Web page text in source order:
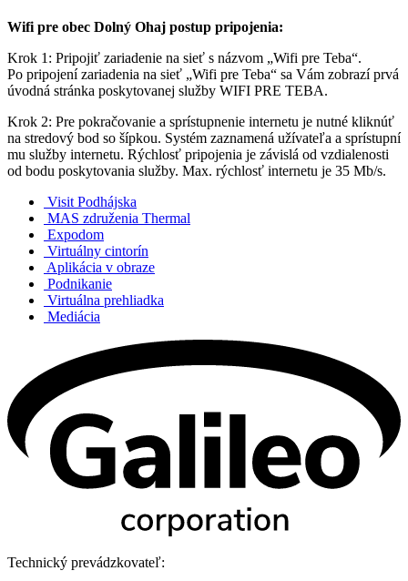
Wifi pre obec Dolný Ohaj postup pripojenia:
Krok 1: Pripojiť zariadenie na sieť s názvom „Wifi pre Teba“.
Po pripojení zariadenia na sieť „Wifi pre Teba“ sa Vám zobrazí prvá
úvodná stránka poskytovanej služby WIFI PRE TEBA.
Krok 2: Pre pokračovanie a sprístupnenie internetu je nutné kliknúť
na stredový bod so šípkou. Systém zaznamená užívateľa a sprístupní
mu služby internetu. Rýchlosť pripojenia je závislá od vzdialenosti
od bodu poskytovania služby. Max. rýchlosť internetu je 35 Mb/s.
Visit Podhájska
MAS združenia Thermal
Expodom
Virtuálny cintorín
Aplikácia v obraze
Podnikanie
Virtuálna prehliadka
Mediácia
Technický prevádzkovateľ: